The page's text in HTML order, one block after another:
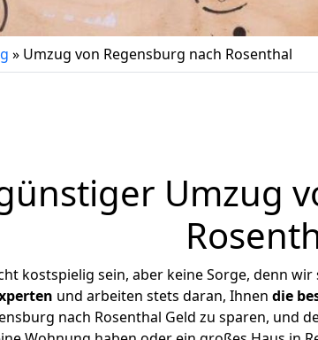
» Umzug von Regensburg nach Rosenthal
Umzug
kostspielig sein, aber keine Sorge, denn wir
und arbeiten stets daran, Ihnen die
nach Rosenthal Geld zu sparen, und